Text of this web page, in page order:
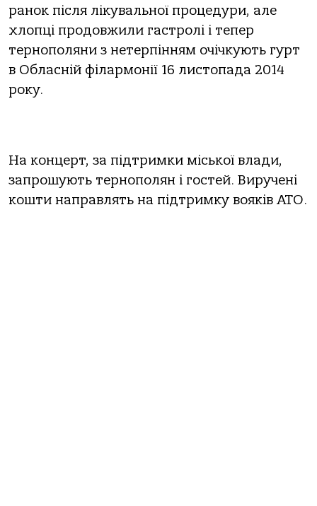
ранок після лікувальної процедури, але
хлопці продовжили гастролі і тепер
тернополяни з нетерпінням очічкують гурт
в Обласній філармонії 16 листопада 2014
року.
На концерт, за підтримки міської влади,
запрошують тернополян і гостей. Виручені
кошти направлять на підтримку вояків АТО.